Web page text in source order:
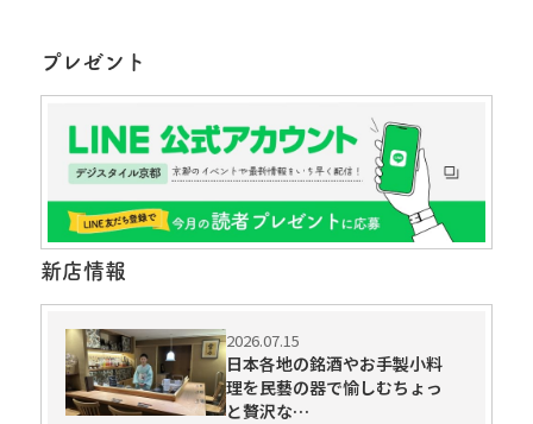
プレゼント
新店情報
2026.07.15
日本各地の銘酒やお手製小料
理を民藝の器で愉しむちょっ
と贅沢な…